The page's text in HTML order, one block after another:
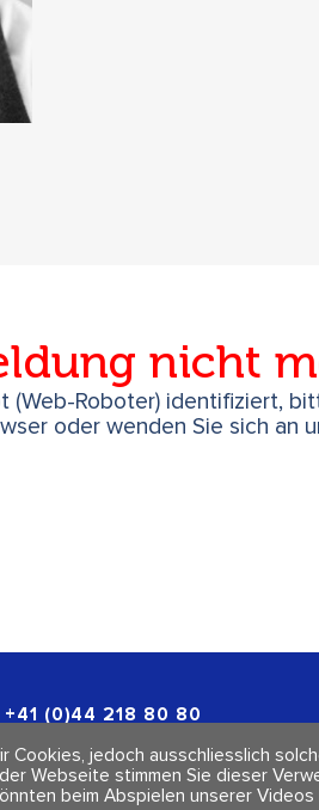
nicht
(Web-Roboter) identifiziert,
oder wenden Sie sich an
+41 (0)44 218 80 80
jedoch ausschliesslich
Webseite stimmen Sie dieser
beim Abspielen unserer